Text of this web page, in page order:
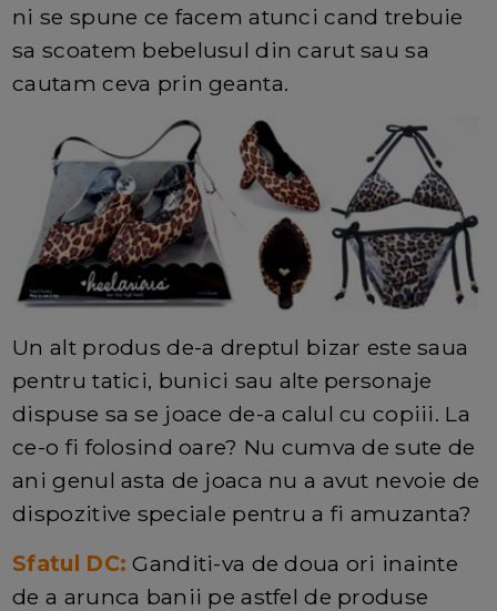
ni se spune ce facem atunci cand trebuie
sa scoatem bebelusul din carut sau sa
cautam ceva prin geanta.
Un alt produs de-a dreptul bizar este saua
pentru tatici, bunici sau alte personaje
dispuse sa se joace de-a calul cu copiii. La
ce-o fi folosind oare? Nu cumva de sute de
ani genul asta de joaca nu a avut nevoie de
dispozitive speciale pentru a fi amuzanta?
Sfatul DC: Ganditi-va de doua ori inainte
de a arunca banii pe astfel de produse